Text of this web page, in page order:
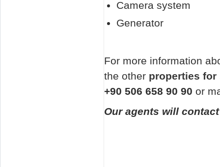
Camera system
Generator
For more information
the other properties for
+90 506 658 90 90 or
Our agents will